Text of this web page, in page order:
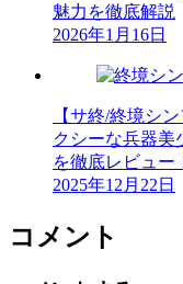
魅力を徹底解説
2026年1月16日
【サ終/終境シ
クシーな兵器美
を徹底レビュー
2025年12月22日
コメント